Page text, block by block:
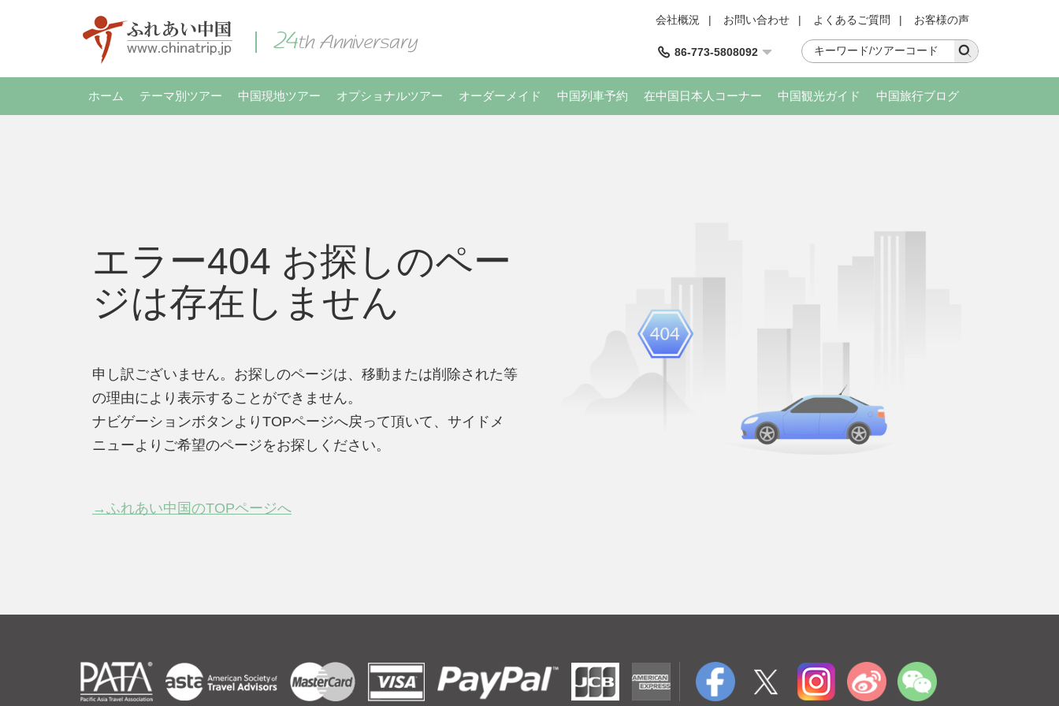
会社概況 | お問い合わせ | よくあるご質問 | お客様の声
86-773-5808092
ホーム テーマ別ツアー 中国現地ツアー オプショナルツアー オーダーメイド 中国列車予約 在中国日本人コーナー 中国観光ガイド 中国旅行ブログ
エラー404 お探しのペー
ジは存在しません
申し訳ございません。お探しのページは、移動または削除された等
の理由により表示することができません。
ナビゲーションボタンよりTOPページへ戻って頂いて、サイドメ
ニューよりご希望のページをお探しください。
→ふれあい中国のTOPページへ